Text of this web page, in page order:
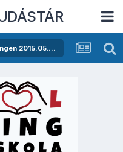
Opel Legendák Találkozása a Hungaroringen 2015.05.16.